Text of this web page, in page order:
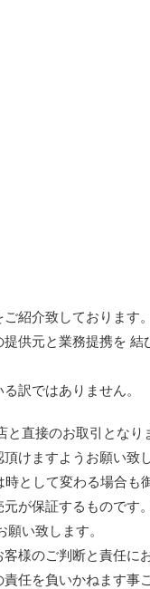
紹介致しております。
供元と業務提携を 結
訳ではありません。
直接のお取引となり
けますようお願い致し
として変わる場合も
が保証するものです
い致します。
様のご判断と責任に
任を負いかねます事